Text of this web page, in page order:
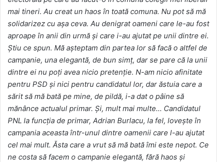
mai tineri. Au creat un haos în toată comuna. Nu pot să mă
solidarizez cu așa ceva. Au denigrat oameni care le-au fost
aproape în anii din urmă și care i-au ajutat pe unii dintre ei.
Știu ce spun. Mă așteptam din partea lor să facă o altfel de
campanie, una elegantă, de bun simț, dar se pare că la unii
dintre ei nu poți avea nicio pretenție. N-am nicio afinitate
pentru PSD și nici pentru candidatul lor, dar ăstuia care a
sărit să mă bată pe mine, de pildă, i-a dat o pâine să
mănânce actualul primar. Și, mult mai multe… Candidatul
PNL la funcția de primar, Adrian Burlacu, la fel, lovește în
campania aceasta într-unul dintre oamenii care l-au ajutat
cel mai mult. Ăsta care a vrut să mă bată îmi este nepot. Ce
ne costa să facem o campanie elegantă, fără haos și